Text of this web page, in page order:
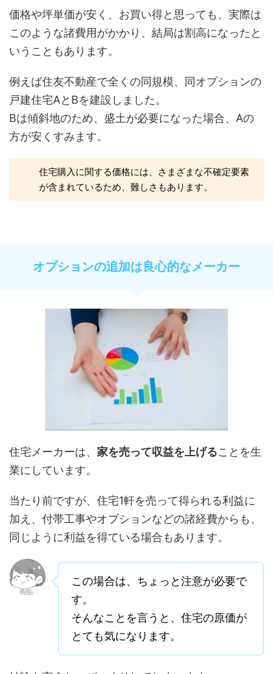
価格や坪単価が安く、お買い得と思っても、実際は
このような諸費用がかかり、結局は割高になったと
いうこともあります。
例えば住友不動産で全くの同規模、同オプションの
戸建住宅AとBを建設しました。
Bは傾斜地のため、盛土が必要になった場合、Aの
方が安くすみます。
住宅購入に関する価格には、さまざまな不確定要素
が含まれているため、難しさもあります。
オプションの追加は良心的なメーカー
住宅メーカーは、 家を売って収益を上げることを生
業にしています。
当たり前ですが、住宅1軒を売って得られる利益に
加え、付帯工事やオプションなどの諸経費からも、
同じように利益を得ている場合もあります。
この場合は、ちょっと注意が必要で
す。
そんなことを言うと、住宅の原価が
とても気になります。